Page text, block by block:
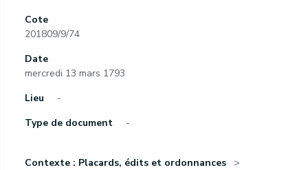
Cote
201809/9/74
Date
mercredi 13 mars 1793
Lieu
-
Type de document
-
Contexte : Placards, édits et ordonnances